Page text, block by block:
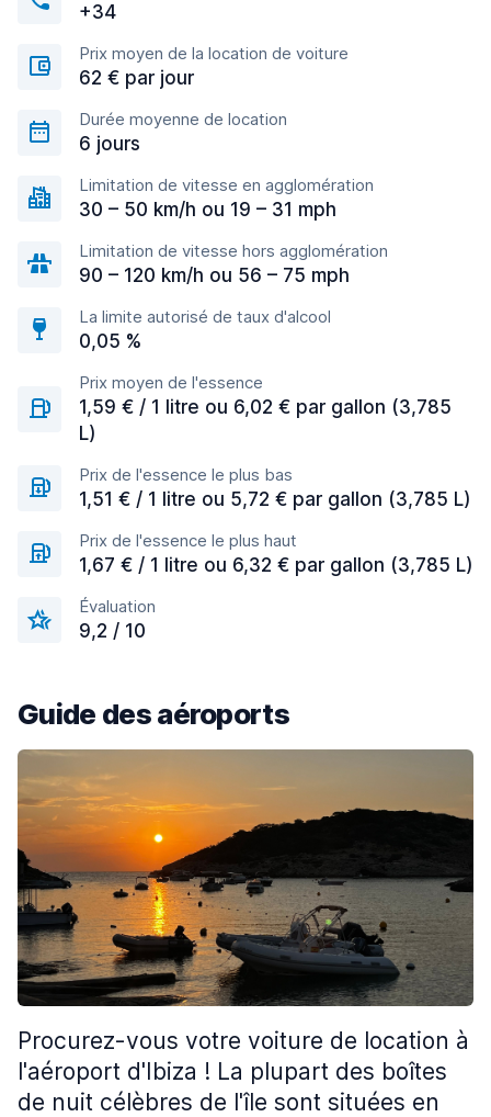
+34
Prix moyen de la location de voiture
62 € par jour
Durée moyenne de location
6 jours
Limitation de vitesse en agglomération
30 – 50 km/h ou 19 – 31 mph
Limitation de vitesse hors agglomération
90 – 120 km/h ou 56 – 75 mph
La limite autorisé de taux d'alcool
0,05 %
Prix moyen de l'essence
1,59 € / 1 litre ou 6,02 € par gallon (3,785
L)
Prix de l'essence le plus bas
1,51 € / 1 litre ou 5,72 € par gallon (3,785 L)
Prix de l'essence le plus haut
1,67 € / 1 litre ou 6,32 € par gallon (3,785 L)
Évaluation
9,2 / 10
Guide des aéroports
Procurez-vous votre voiture de location à
l'aéroport d'Ibiza ! La plupart des boîtes
de nuit célèbres de l'île sont situées en